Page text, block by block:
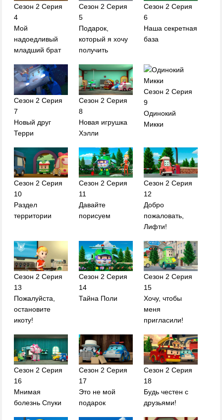
Сезон 2 Серия
4
Мой
надоедливый
младший брат
Сезон 2 Серия
5
Подарок,
который я хочу
получить
Сезон 2 Серия
6
Наша секретная
база
Сезон 2 Серия
7
Новый друг
Терри
Сезон 2 Серия
8
Новая игрушка
Хэлли
Сезон 2 Серия
9
Одинокий
Микки
Сезон 2 Серия
10
Раздел
территории
Сезон 2 Серия
11
Давайте
порисуем
Сезон 2 Серия
12
Добро
пожаловать,
Лифти!
Сезон 2 Серия
13
Пожалуйста,
остановите
икоту!
Сезон 2 Серия
14
Тайна Поли
Сезон 2 Серия
15
Хочу, чтобы
меня
пригласили!
Сезон 2 Серия
16
Мнимая
болезнь Спуки
Сезон 2 Серия
17
Это не мой
подарок
Сезон 2 Серия
18
Будь честен с
друзьями!